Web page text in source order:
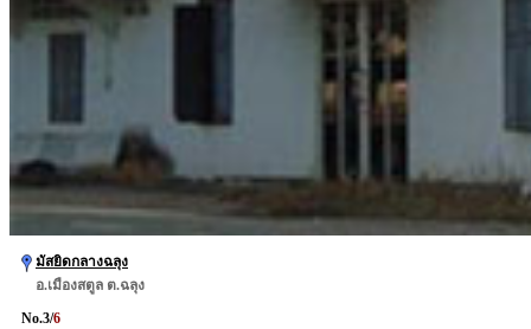
มัสยิดกลางฉลุง
อ.เมืองสตูล ต.ฉลุง
No.3/6